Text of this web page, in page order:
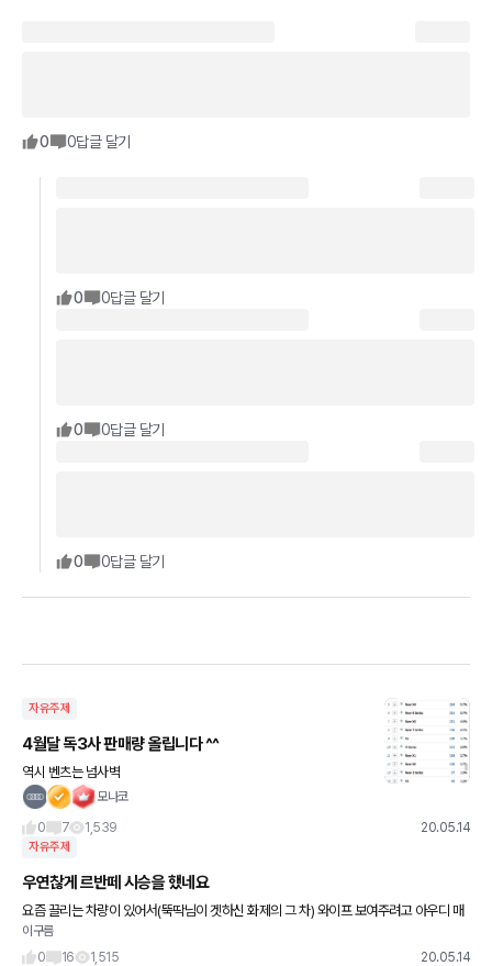
0 0답글 달기
0 0답글 달기
0 0답글 달기
0 0답글 달기
자유주제
4월달 독3사 판매량 올립니다 ^^
역시 벤츠는 넘사벽
모나코
0
7 1,539 20.05.14
자유주제
우연찮게 르반떼 시승을 했네요
요즘 끌리는 차량이 있어서(뚝딱님이 겟하신 화제의 그 차) 와이프 보여주려고 아우디 매
장에 가던중 우연찮게 마세라티 전시장에 가게 되었습니다. 기블리 보러 갔는데 시승차중
르반떼가 있다며
이구름
0
16 1,515 20.05.14